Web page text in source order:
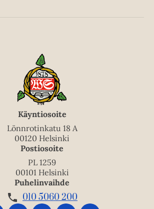
Käyntiosoite
Lönnrotinkatu 18 A
00120 Helsinki
Postiosoite
PL 1259
00101 Helsinki
Puhelinvaihde
010 5060 200